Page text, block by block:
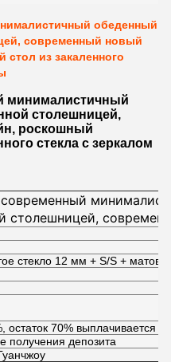
обеденный
современный новый
из закаленного
минималистичный
столешницей,
роскошный
стекла с зеркалом
столешницей,
стол из
стекло 12 мм + S/S +
остаток 70% выплачивается
получения депозита